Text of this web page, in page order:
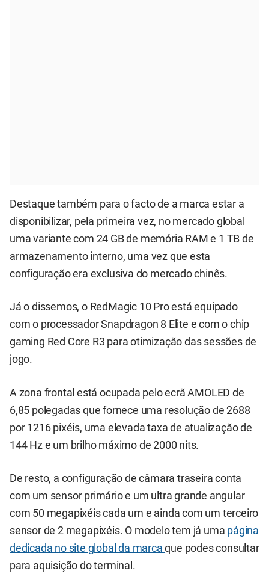
Destaque também para o facto de a marca estar a
disponibilizar, pela primeira vez, no mercado global
uma variante com 24 GB de memória RAM e 1 TB de
armazenamento interno, uma vez que esta
configuração era exclusiva do mercado chinês.
Já o dissemos, o RedMagic 10 Pro está equipado
com o processador Snapdragon 8 Elite e com o chip
gaming Red Core R3 para otimização das sessões de
jogo.
A zona frontal está ocupada pelo ecrã AMOLED de
6,85 polegadas que fornece uma resolução de 2688
por 1216 pixéis, uma elevada taxa de atualização de
144 Hz e um brilho máximo de 2000 nits.
De resto, a configuração de câmara traseira conta
com um sensor primário e um ultra grande angular
com 50 megapixéis cada um e ainda com um terceiro
sensor de 2 megapixéis. O modelo tem já uma página
dedicada no site global da marcaque podes consultar
para aquisição do terminal.